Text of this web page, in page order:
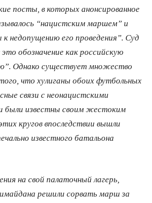
посты, в которых анонсированное
“нацистским маршем” и
к недопущению его проведения”. Суд
обозначение как российскую
Однако существует множество
что хулиганы обоих футбольных
связи с неонацистскими
были известны своим жестоким
кругов впоследствии вышли
известного батальона
на свой палаточный лагерь,
решили сорвать марш за